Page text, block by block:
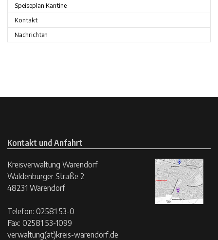
Speiseplan Kantine
Kontakt
Nachrichten
Kontakt und Anfahrt
Kreisverwaltung Warendorf
Waldenburger Straße 2
48231 Warendorf
Telefon: 02581 53-0
Fax: 02581 53-1099
verwaltung(at)kreis-warendorf.de